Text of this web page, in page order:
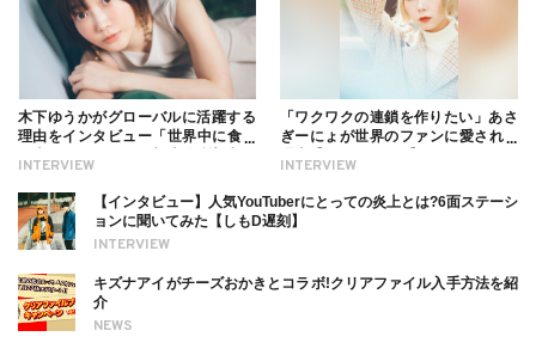
INTERVIEW
木下ゆうかがグローバルに活躍する
理由をインタビュー「世界中に食べ
ついても
INTERVIEW
「ワクワクの連鎖を作りたい」あさ
ぎーにょが世界のファンに愛される
INTERVIEW
【インタビュー】人気YouTuberにとっての炎上とは?6面ステーシ
ョンに聞いてみた【しもD遅刻】
NEWS
キズナアイがチーズおかきとコラボ!クリアファイル入手方法を紹
介